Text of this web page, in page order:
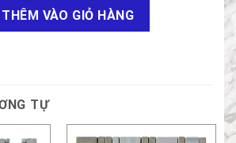
THÊM VÀO GIỎ HÀNG
TỰ